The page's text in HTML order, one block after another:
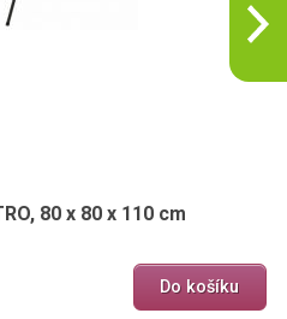
80 x 80 x 110 cm
Do košíku